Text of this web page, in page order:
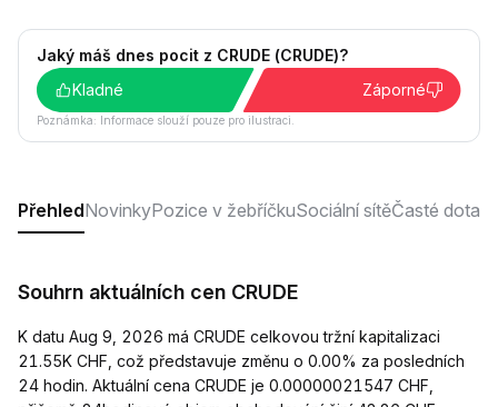
Jaký máš dnes pocit z CRUDE (CRUDE)?
Kladné
Záporné
Poznámka: Informace slouží pouze pro ilustraci.
PřehledNovinkyPozice v žebříčkuSociální sítěČasté
Souhrn aktuálních cen CRUDE
K datu Aug 9, 2026 má CRUDE celkovou tržní kapitalizaci
21.55K CHF, což představuje změnu o 0.00% za posledních
24 hodin. Aktuální cena CRUDE je 0.00000021547 CHF,